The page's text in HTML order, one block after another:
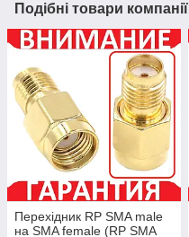
Подібні товари компанії
Перехідник RP SMA male
на SMA female (RP SMA